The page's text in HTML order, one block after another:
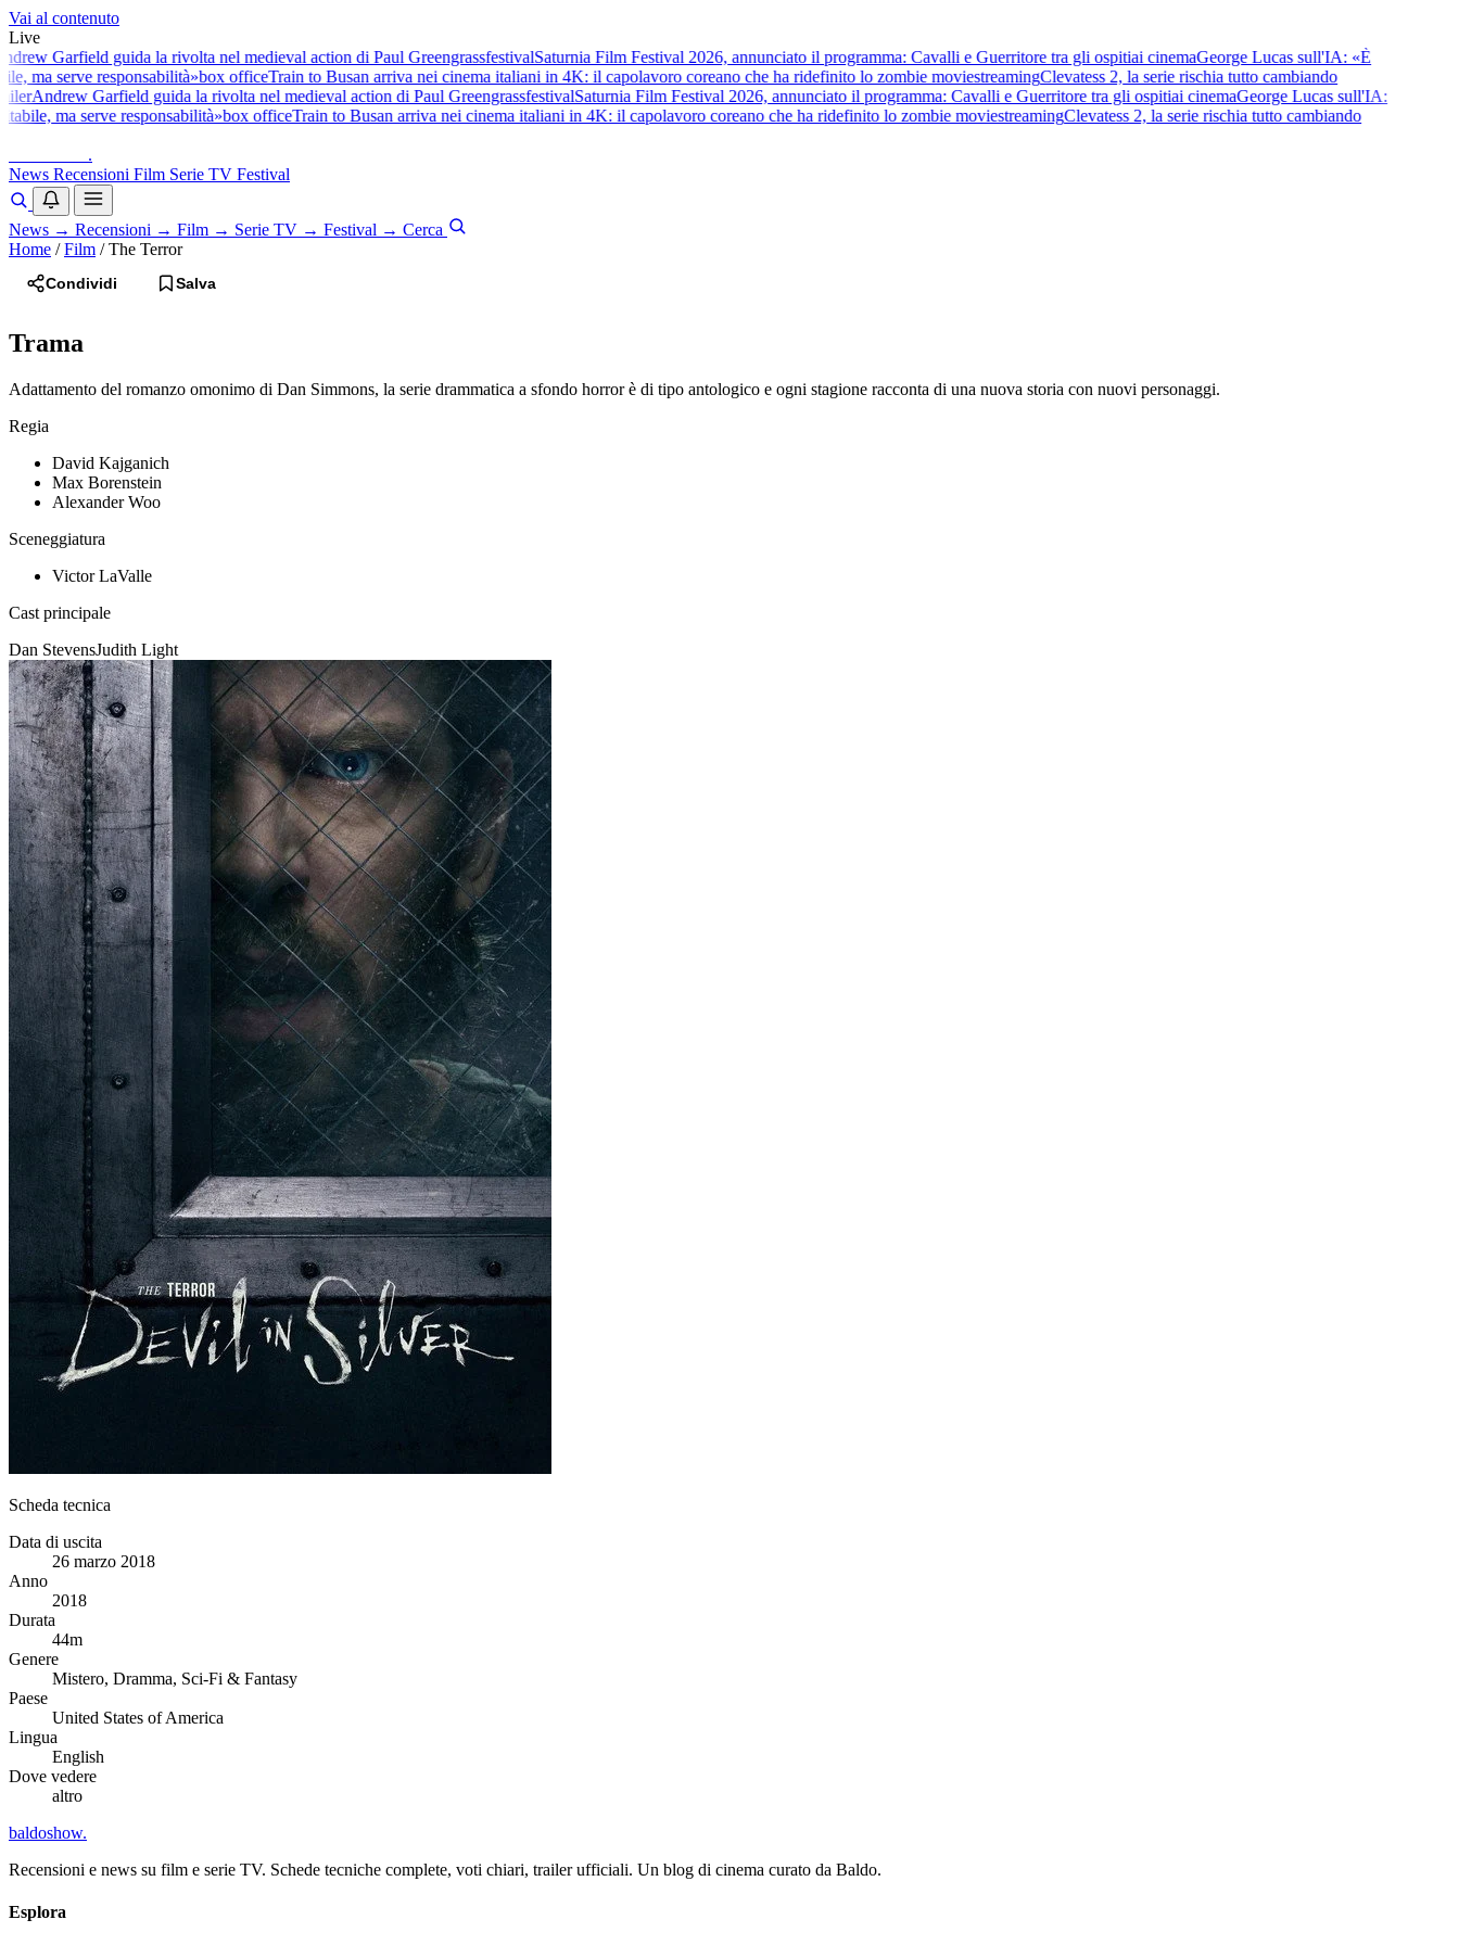
Vai al contenuto
Live
Garfield guida la rivolta nel medieval action di Paul GreengrassfestivalSaturnia Film Festival 2026, annunciato il programma: Cavalli e Guerritore tra gli ospitiai cinemaGeorge Lucas sull'IA: «È
ma serve responsabilità»box officeTrain to Busan arriva nei cinema italiani in 4K: il capolavoro coreano che ha ridefinito lo zombie moviestreamingClevatess 2, la serie rischia tutto cambiando
Andrew Garfield guida la rivolta nel medieval action di Paul GreengrassfestivalSaturnia Film Festival 2026, annunciato il programma: Cavalli e Guerritore tra gli ospitiai cinemaGeorge Lucas sull'IA:
ma serve responsabilità»box officeTrain to Busan arriva nei cinema italiani in 4K: il capolavoro coreano che ha ridefinito lo zombie moviestreamingClevatess 2, la serie rischia tutto cambiando
.
News Recensioni Film Serie TV Festival
News → Recensioni → Film → Serie TV → Festival → Cerca
Home / Film / The Terror
Condividi Salva
Trama
Adattamento del romanzo omonimo di Dan Simmons, la serie drammatica a sfondo horror è di tipo antologico e ogni stagione racconta di una nuova storia con nuovi personaggi.
Regia
David Kajganich
Max Borenstein
Alexander Woo
Sceneggiatura
Victor LaValle
Cast principale
Dan StevensJudith Light
Scheda tecnica
Data di uscita
26 marzo 2018
Anno
2018
Durata
44m
Genere
Mistero, Dramma, Sci-Fi & Fantasy
Paese
United States of America
Lingua
English
Dove vedere
altro
baldoshow.
Recensioni e news su film e serie TV. Schede tecniche complete, voti chiari, trailer ufficiali. Un blog di cinema curato da Baldo.
Esplora